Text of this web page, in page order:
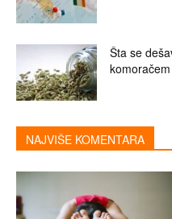
Šta se
NAJVIŠE KOMENTARA